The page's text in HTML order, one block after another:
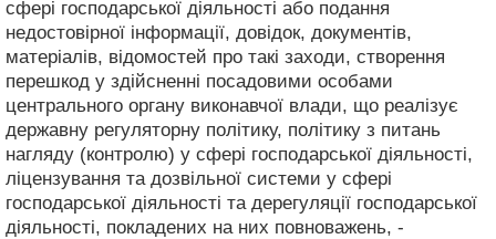
сфері господарської діяльності або подання
недостовірної інформації, довідок, документів,
матеріалів, відомостей про такі заходи, створення
перешкод у здійсненні посадовими особами
центрального органу виконавчої влади, що реалізує
державну регуляторну політику, політику з питань
нагляду (контролю) у сфері господарської діяльності,
ліцензування та дозвільної системи у сфері
господарської діяльності та дерегуляції господарської
діяльності, покладених на них повноважень, -